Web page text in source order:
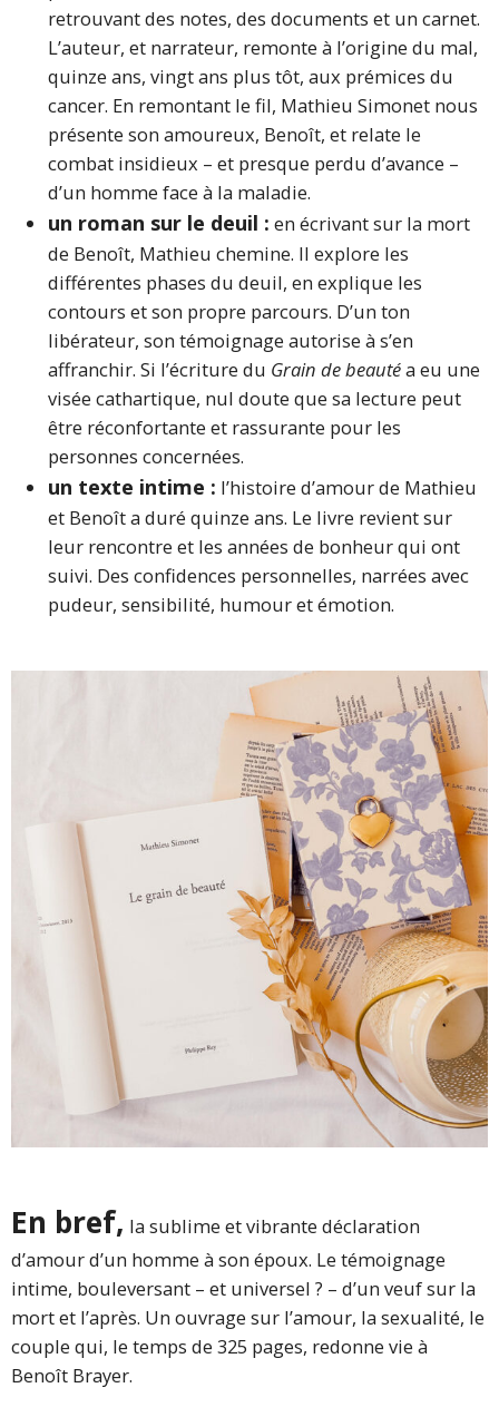
retrouvant des notes, des documents et un carnet.
L’auteur, et narrateur, remonte à l’origine du mal,
quinze ans, vingt ans plus tôt, aux prémices du
cancer. En remontant le fil, Mathieu Simonet nous
présente son amoureux, Benoît, et relate le
combat insidieux – et presque perdu d’avance –
d’un homme face à la maladie.
un roman sur le deuil : en écrivant sur la mort
de Benoît, Mathieu chemine. Il explore les
différentes phases du deuil, en explique les
contours et son propre parcours. D’un ton
libérateur, son témoignage autorise à s’en
affranchir. Si l’écriture du Grain de beautéa eu une
visée cathartique, nul doute que sa lecture peut
être réconfortante et rassurante pour les
personnes concernées.
un texte intime : l’histoire d’amour de Mathieu
et Benoît a duré quinze ans. Le livre revient sur
leur rencontre et les années de bonheur qui ont
suivi. Des confidences personnelles, narrées avec
pudeur, sensibilité, humour et émotion.
En bref, la sublime et vibrante déclaration
d’amour d’un homme à son époux. Le témoignage
intime, bouleversant – et universel ? – d’un veuf sur la
mort et l’après. Un ouvrage sur l’amour, la sexualité, le
couple qui, le temps de 325 pages, redonne vie à
Benoît Brayer.